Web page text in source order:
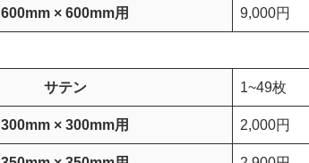
600mm × 600mm用 9,000円
サテン 1~49枚
300mm × 300mm用 2,000円